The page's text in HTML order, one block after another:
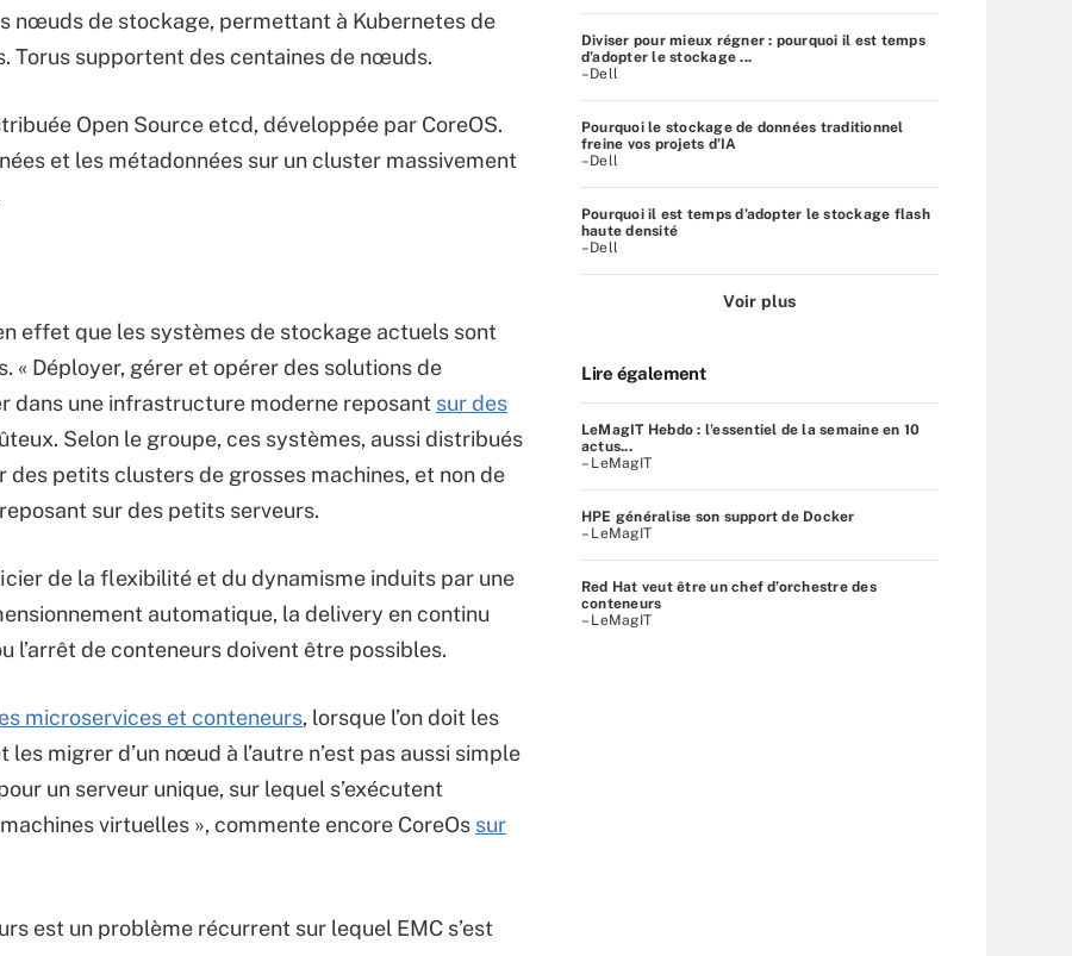
nœuds de stockage, permettant à Kubernetes de
Torus supportent des centaines de nœuds.
Open Source etcd, développée par CoreOS.
et les métadonnées sur un cluster massivement
effet que les systèmes de stockage actuels sont
« Déployer, gérer et opérer des solutions de
dans une infrastructure moderne reposant sur des
Selon le groupe, ces systèmes, aussi distribués
petits clusters de grosses machines, et non de
sur des petits serveurs.
de la flexibilité et du dynamisme induits par une
automatique, la delivery en continu
l’arrêt de conteneurs doivent être possibles.
microservices et conteneurs, lorsque l’on doit les
migrer d’un nœud à l’autre n’est pas aussi simple
un serveur unique, sur lequel s’exécutent
virtuelles », commente encore CoreOs sur
est un problème récurrent sur lequel EMC s’est
Diviser pour mieux régner : pourquoi il est temps
d’adopter le stockage ...
–Dell
Pourquoi le stockage de données traditionnel
freine vos projets d’IA
–Dell
Pourquoi il est temps d’adopter le stockage flash
haute densité
–Dell
Voir plus
Lire également
LeMagIT Hebdo : l'essentiel de la semaine en 10
actus...
– LeMagIT
HPE généralise son support de Docker
– LeMagIT
Red Hat veut être un chef d’orchestre des
conteneurs
– LeMagIT